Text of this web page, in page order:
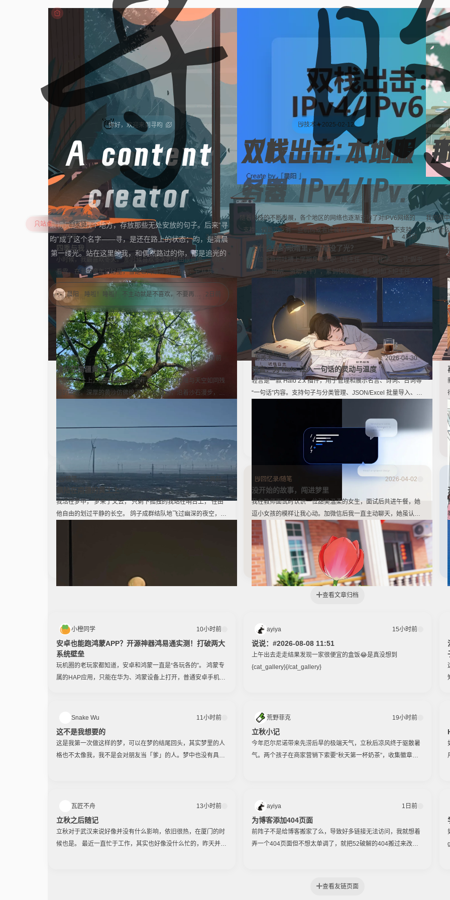
👋你好， 欢迎来到寻昀
A content
creator
最初只是想找个地方，存放那些无处安放的句子。后来“寻
昀”成了这个名字——寻，是还在路上的状态；昀，是清晨
第一缕光。站在这里的我，和偶然路过的你，都是追光的
人。
晨阳 2日前
睡啦！睡啦！ 不主动就是不喜欢，不要再给
喜欢的女生找借口啦！ 好好提升自己，先足
够优秀，再大方拥有。
晨阳 2日前
好像又被我搞砸了 （︶︿︶）
技术 2025-02-12
双栈出击：本地服
务器 IPv4/IPv6
公网访问指南
随着科技的不断发展，各个地区的网络也逐渐支持了对IPV6网络的
支持，但是不乏有一些机构或者还装有老款光猫的家庭还不支持
IPV6网络。因为IPV6网络它具有巨大的网络地址空间，所以大多数
家庭宽带都带有动态的公网IPV6，当我们拥有公网IP之后我们就可
以使用本地的服务器做一些小项目发布到网络之上，比如：个人博
客、一些自己开发的小工具之类的。但想象总是美好的，我们使用公
网IPV6部署的服务在IPV4网络环境下是无法访问的，所以写这篇文
章的目的就是解决这个问题，使我们部署的项目可以在全网络情况下
被访问。
我的高
欢，什
站点
友链
随笔
2周前
四季与我
小时候，我最喜欢冬天。 那时候喜欢冬天的理由很简单——我想
看雪。在我的童年记忆里，雪是世间最神奇的东西：它从灰蒙蒙
的天空飘下来，无声无息，却能在一夜之间把整个世界变成白
色。我会穿着厚厚的棉衣，在雪地里踩出第一串脚印，听那“咯吱
咯吱”的声响；会和伙伴们堆一个歪歪扭扭的雪人，用煤球做眼
睛，用胡萝卜做鼻子
随笔 2周前
漫步在南疆黄土上
在南疆黄土上，迎面的微风凉而干涩，远处的石堆与天空如同残
留的血迹。深厚的黄沙仿佛熄灭了一切骚动，沿着沙石漫步，偶
体与灵魂融为一体。
随笔 2周前
飘陆在南疆的黄土上
我活在梦中， 梦来了又去， 只剩下孤独的我站在哨台上， 任由
他自由的划过平静的长空。 鸽子成群结队地飞过幽深的夜空，
随笔 4周前
为什么我的眼睛里，渐渐没了光？
一位新教师吐槽上学期身兼五职（班主任、三班化学、三节“假书
法”课、出纳、资助专干），累到快散架。暑假刚卸下班主任，又
因“年轻人该锻炼”被迫接下老教师推来的食堂会计。她质问：多
干的杂活在考核里一文不值，年轻教师到底是老师还是学校的“万
能补丁”？只想站着讲台时眼睛是亮的，不是空的。
技术 2026-04-30
轻言：为 Halo 注入一句话的灵动与温度
轻言是一款 Halo 2.x 插件，用于管理和展示名言、诗词、台词等
“一句话”内容。支持句子与分类管理、JSON/Excel 批量导入、模
集成。开发过程中解决了随机接口性能优化、RBAC 权限配置、
Reconciler 调谐器死循环等问题，积累了 Halo 插件开发的大量
回忆录/随笔 2026-04-02
没开始的故事，闯进梦里
我在教师面试时认识一位甜美温柔的女生，面试后共进午餐，她
逗小女孩的模样让我心动。加微信后我一直主动聊天，她虽认真
回复却从不主动，我清醒后便停止打扰。昨日听闻她比赛时的优
秀事迹，夜里又梦到她，虽明知只是一面之缘，心底仍藏着难以
言说的遗憾。
查看文章归档
小橙同学 10小时前
安卓也能跑鸿蒙APP？开源神器鸿易通实测！打破两大
系统壁垒
玩机圈的老玩家都知道，安卓和鸿蒙一直是“各玩各的”。 鸿蒙专
属的HAP应用，只能在华为、鸿蒙设备上打开，普通安卓手机根
（HOA），直接来了一波反向操作！ 不用换手机、不用刷机、不
Snake Wu 11小时前
这不是我想要的
这是我第一次做这样的梦，可以在梦的结尾回头，其实梦里的人
格也不太像我，我不是会对朋友当「爹」的人。梦中也没有具体
瓦匠不舟 13小时前
立秋之后随记
立秋对于武汉来说好像并没有什么影响，依旧很热，在厦门的时
候也是。 最近一直忙于工作，其实也好像没什么忙的，昨天并不
ayiya 15小时前
说说：#2026-08-08 11:51
上午出去走走结果发现一家很便宜的盒饭😂是真没想到
{cat_gallery}{/cat_gallery}
荒野菲克 19小时前
立秋小记
今年厄尔尼诺带来先涝后旱的极端天气，立秋后凉风终于驱散暑
气。两个孩子在商家营销下索要“秋天第一杯奶茶”，收集徽章成
ayiya 1日前
为博客添加404页面
前阵子不是给博客搬家了么，导致好多链接无法访问，我就想着
弄一个404页面但不想太单调了，就把52破解的404搬过来改了
查看友链页面